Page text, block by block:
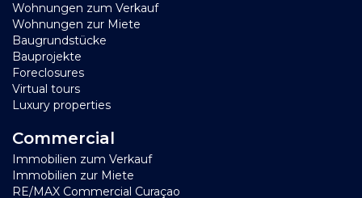
Wohnungen zum Verkauf
Wohnungen zur Miete
Baugrundstücke
Bauprojekte
Foreclosures
Virtual tours
Luxury properties
Commercial
Immobilien zum Verkauf
Immobilien zur Miete
RE/MAX Commercial Curaçao